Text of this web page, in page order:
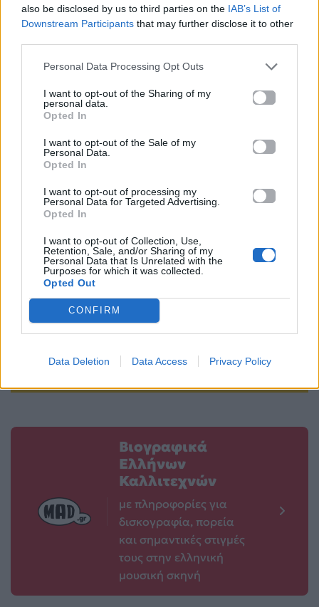
also be disclosed by us to third parties on the IAB’s List of
Downstream Participants that may further disclose it to other
Personal Data Processing Opt Outs
I want to opt-out of the Sharing of my
personal data.
Opted In
I want to opt-out of the Sale of my
Personal Data.
Opted In
I want to opt-out of processing my
Personal Data for Targeted Advertising.
Opted In
I want to opt-out of Collection, Use,
Retention, Sale, and/or Sharing of my
Personal Data that Is Unrelated with the
Purposes for which it was collected.
Opted Out
CONFIRM
Data Deletion Data Access Privacy Policy
Μοιράσου αυτό το άρθρο
Angelina Jolie –
Brad Pitt: Η
ανατρεπτική
εμφάνιση του
17χρονου γιου τους
«Τα μαλλιά της
είναι έτσι, γιατί
28.05.2026
Βιογραφικά
Ελλήνων
Καλλιτεχνών
με πληροφορίες για
δισκογραφία, πορεία
και σημαντικές στιγμές
τους στην ελληνική
μουσική σκηνή